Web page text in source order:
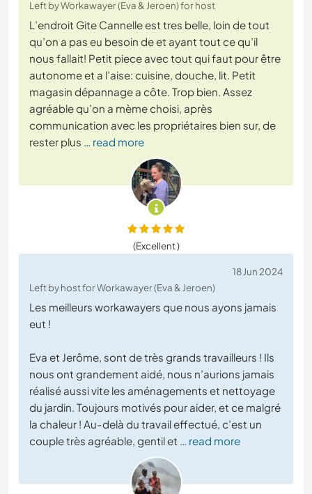
Left by Workawayer (Eva & Jeroen) for host
L’endroit Gite Cannelle est tres belle, loin de tout
qu’on a pas eu besoin de et ayant tout ce qu’il
nous fallait! Petit piece avec tout qui faut pour être
autonome et a l’aise: cuisine, douche, lit. Petit
magasin dépannage a côte. Trop bien. Assez
agréable qu’on a mème choisi, après
communication avec les propriétaires bien sur, de
rester plus … read more
(Excellent )
18 Jun 2024
Left by host for Workawayer (Eva & Jeroen)
Les meilleurs workawayers que nous ayons jamais
eut !
Eva et Jerôme, sont de très grands travailleurs ! Ils
nous ont grandement aidé, nous n’aurions jamais
réalisé aussi vite les aménagements et nettoyage
du jardin. Toujours motivés pour aider, et ce malgré
la chaleur ! Au-delà du travail effectué, c’est un
couple très agréable, gentil et … read more